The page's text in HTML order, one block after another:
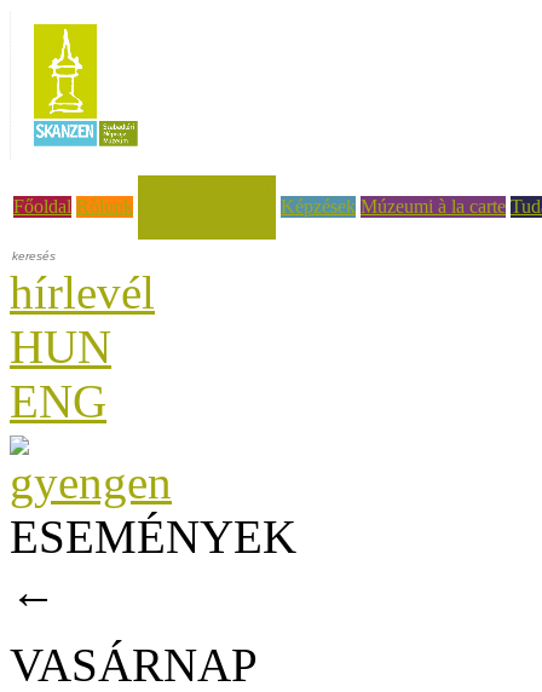
Főoldal Rólunk
Képzések Múzeumi à la carte
hírlevél
HUN
ENG
ESEMÉNYEK
←
VASÁRNAP